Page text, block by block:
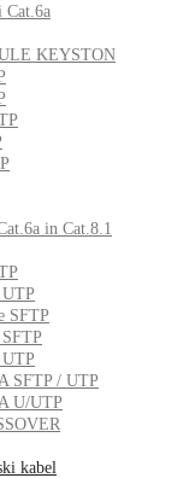
Cat.6a
KEYSTON
in Cat.8.1
SFTP
SFTP / UTP
U/UTP
kabel